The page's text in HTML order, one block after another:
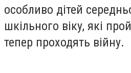
особливо дітей
шкільного віку, які
тепер проходять війну.